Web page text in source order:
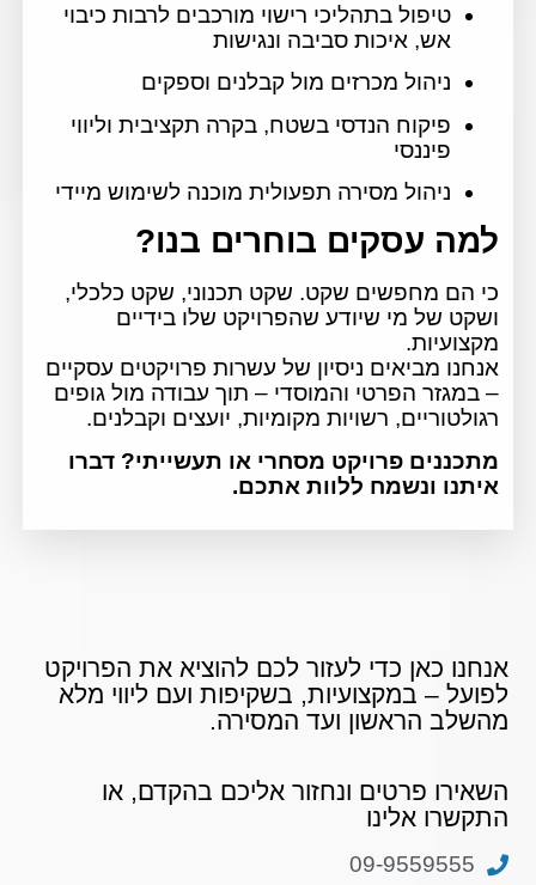
טיפול בתהליכי רישוי מורכבים לרבות כיבוי
אש, איכות סביבה ונגישות
ניהול מכרזים מול קבלנים וספקים
פיקוח הנדסי בשטח, בקרה תקציבית וליווי
פיננסי
ניהול מסירה תפעולית מוכנה לשימוש מיידי
למה עסקים בוחרים בנו?
כי הם מחפשים שקט. שקט תכנוני, שקט כלכלי,
ושקט של מי שיודע שהפרויקט שלו בידיים
מקצועיות.
אנחנו מביאים ניסיון של עשרות פרויקטים עסקיים
– במגזר הפרטי והמוסדי – תוך עבודה מול גופים
רגולטוריים, רשויות מקומיות, יועצים וקבלנים.
מתכננים פרויקט מסחרי או תעשייתי? דברו
איתנו ונשמח ללוות אתכם.
אנחנו כאן כדי לעזור לכם להוציא את הפרויקט
לפועל – במקצועיות, בשקיפות ועם ליווי מלא
מהשלב הראשון ועד המסירה.
השאירו פרטים ונחזור אליכם בהקדם, או
התקשרו אלינו
09-9559555